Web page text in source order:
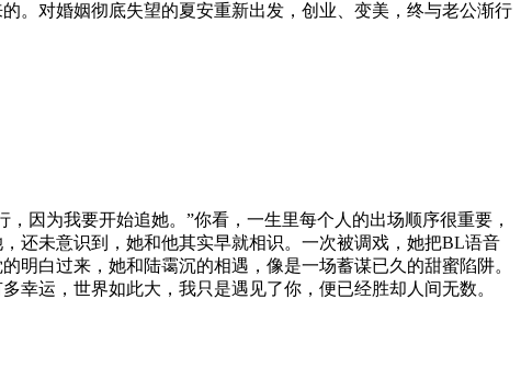
。对婚姻彻底失望的夏安重新出发，创业、变美，终与老公渐行
因为我要开始追她。”你看，一生里每个人的出场顺序很重要，
还未意识到，她和他其实早就相识。一次被调戏，她把BL语音
白过来，她和陆霭沉的相遇，像是一场蓄谋已久的甜蜜陷阱。
幸运，世界如此大，我只是遇见了你，便已经胜却人间无数。